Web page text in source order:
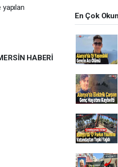
HABERİ
En Çok